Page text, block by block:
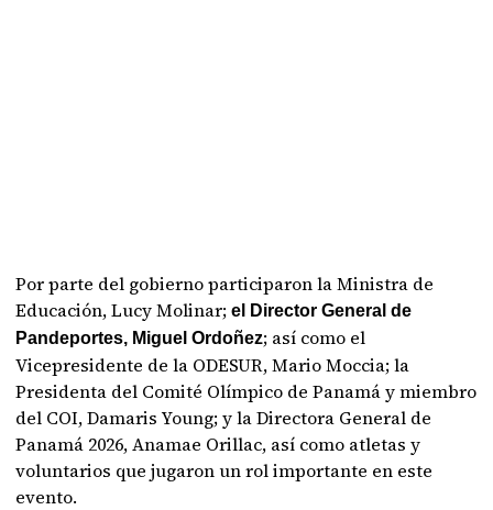
Por parte del gobierno participaron la Ministra de
Educación, Lucy Molinar;el Director General de
Pandeportes, Miguel Ordoñez; así como el
Vicepresidente de la ODESUR, Mario Moccia; la
Presidenta del Comité Olímpico de Panamá y miembro
del COI, Damaris Young; y la Directora General de
Panamá 2026, Anamae Orillac, así como atletas y
voluntarios que jugaron un rol importante en este
evento.